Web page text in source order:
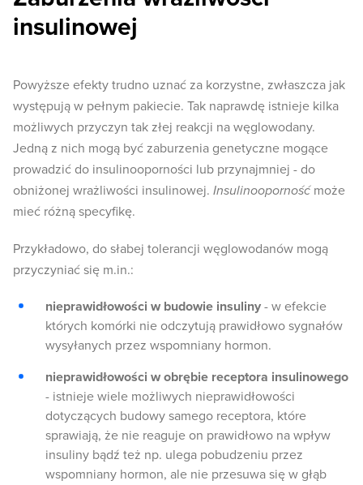
insulinowej
Powyższe efekty trudno uznać za korzystne, zwłaszcza jak
występują w pełnym pakiecie. Tak naprawdę istnieje kilka
możliwych przyczyn tak złej reakcji na węglowodany.
Jedną z nich mogą być zaburzenia genetyczne mogące
prowadzić do insulinooporności lub przynajmniej - do
obniżonej wrażliwości insulinowej. Insulinoopornośćmoże
mieć różną specyfikę.
Przykładowo, do słabej tolerancji węglowodanów mogą
przyczyniać się m.in.:
nieprawidłowości w budowie insuliny - w efekcie
których komórki nie odczytują prawidłowo sygnałów
wysyłanych przez wspomniany hormon.
nieprawidłowości w obrębie receptora insulinowego
- istnieje wiele możliwych nieprawidłowości
dotyczących budowy samego receptora, które
sprawiają, że nie reaguje on prawidłowo na wpływ
insuliny bądź też np. ulega pobudzeniu przez
wspomniany hormon, ale nie przesuwa się w głąb